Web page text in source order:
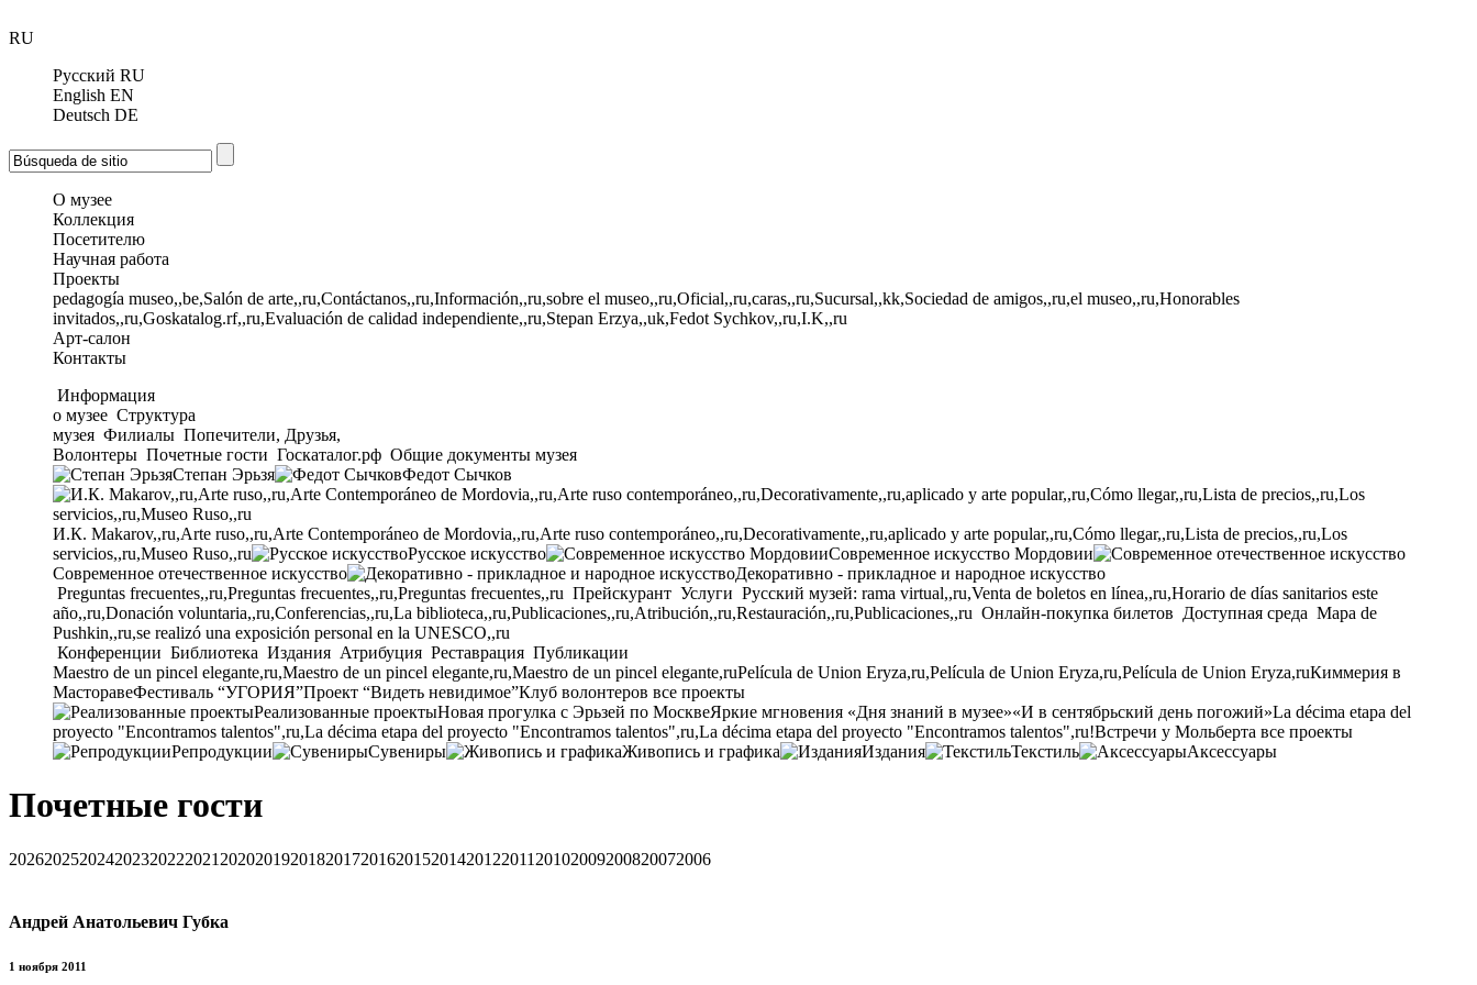
RU
Русский RU
English EN
Deutsch DE
О музее
Коллекция
Посетителю
Научная работа
Проекты
pedagogía museo,,be,Salón de arte,,ru,Contáctanos,,ru,Información,,ru,sobre el museo,,ru,Oficial,,ru,caras,,ru,Sucursal,,kk,Sociedad de amigos,,ru,el museo,,ru,Honorables
invitados,,ru,Goskatalog.rf,,ru,Evaluación de calidad independiente,,ru,Stepan Erzya,,uk,Fedot Sychkov,,ru,I.K,,ru
Арт-салон
Контакты
Информация
о музее Структура
музея Филиалы Попечители, Друзья,
Волонтеры Почетные гости Госкаталог.рф Общие документы музея
Степан Эрьзя
Федот Сычков
И.К. Makarov,,ru,Arte ruso,,ru,Arte Contemporáneo de Mordovia,,ru,Arte ruso contemporáneo,,ru,Decorativamente,,ru,aplicado y arte popular,,ru,Cómo llegar,,ru,Lista de precios,,ru,Los
servicios,,ru,Museo Ruso,,ru
Русское искусство
Современное искусство Мордовии
Современное отечественное искусство
Декоративно - прикладное и народное искусство
Preguntas frecuentes,,ru,Preguntas frecuentes,,ru,Preguntas frecuentes,,ru Прейскурант Услуги Русский музей: rama virtual,,ru,Venta de boletos en línea,,ru,Horario de días sanitarios este
año,,ru,Donación voluntaria,,ru,Conferencias,,ru,La biblioteca,,ru,Publicaciones,,ru,Atribución,,ru,Restauración,,ru,Publicaciones,,ru Онлайн-покупка билетов Доступная среда Mapa de
Pushkin,,ru,se realizó una exposición personal en la UNESCO,,ru
Конференции Библиотека Издания Атрибуция Реставрация Публикации
Maestro de un pincel elegante,ru,Maestro de un pincel elegante,ru,Maestro de un pincel elegante,ruPelícula de Union Eryza,ru,Película de Union Eryza,ru,Película de Union Eryza,ruКиммерия в
МасторавеФестиваль “УГОРИЯ”Проект “Видеть невидимое”Клуб волонтеров все проекты
Реализованные проектыНовая прогулка с Эрьзей по МосквеЯркие мгновения «Дня знаний в музее»«И в сентябрьский день погожий»La décima etapa del
proyecto "Encontramos talentos",ru,La décima etapa del proyecto "Encontramos talentos",ru,La décima etapa del proyecto "Encontramos talentos",ru!Встречи у Мольберта все проекты
Репродукции
Сувениры Живопись и графика Издания Текстиль Аксессуары
Почетные гости
202620252024202320222021 202020192018201720162015201420122011 20102009200820072006
Андрей Анатольевич Губка
1 ноября 2011